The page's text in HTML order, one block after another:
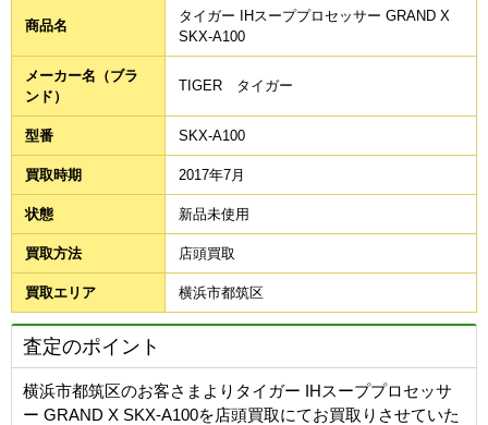
商品名
タイガー IHスーププロセッサー GRAND X
SKX-A100
メーカー名（ブラ
ンド）
TIGER タイガー
型番 SKX-A100
買取時期 2017年7月
状態 新品未使用
買取方法 店頭買取
買取エリア 横浜市都筑区
査定のポイント
横浜市都筑区のお客さまよりタイガー IHスーププロセッサ
ー GRAND X SKX-A100を店頭買取にてお買取りさせていた